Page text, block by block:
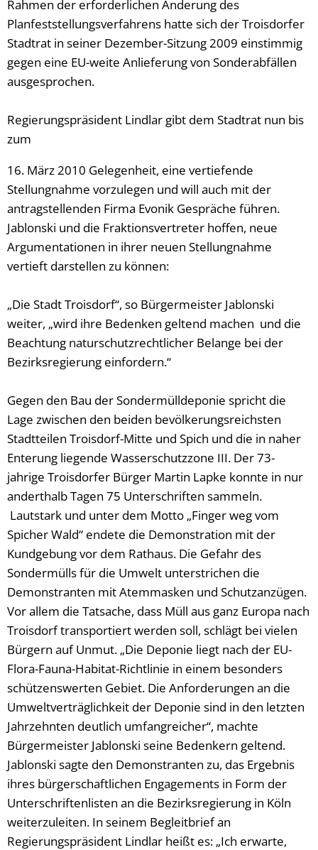
Rahmen der erforderlichen Änderung des
Planfeststellungsverfahrens hatte sich der Troisdorfer
Stadtrat in seiner Dezember-Sitzung 2009 einstimmig
gegen eine EU-weite Anlieferung von Sonderabfällen
ausgesprochen.
Regierungspräsident Lindlar gibt dem Stadtrat nun bis
zum
16. März 2010 Gelegenheit, eine vertiefende
Stellungnahme vorzulegen und will auch mit der
antragstellenden Firma Evonik Gespräche führen.
Jablonski und die Fraktionsvertreter hoffen, neue
Argumentationen in ihrer neuen Stellungnahme
vertieft darstellen zu können:
„Die Stadt Troisdorf“, so Bürgermeister Jablonski
weiter, „wird ihre Bedenken geltend machen und die
Beachtung naturschutzrechtlicher Belange bei der
Bezirksregierung einfordern.“
Gegen den Bau der Sondermülldeponie spricht die
Lage zwischen den beiden bevölkerungsreichsten
Stadtteilen Troisdorf-Mitte und Spich und die in naher
Enterung liegende Wasserschutzzone III. Der 73-
jahrige Troisdorfer Bürger Martin Lapke konnte in nur
anderthalb Tagen 75 Unterschriften sammeln.
Lautstark und unter dem Motto „Finger weg vom
Spicher Wald“ endete die Demonstration mit der
Kundgebung vor dem Rathaus. Die Gefahr des
Sondermülls für die Umwelt unterstrichen die
Demonstranten mit Atemmasken und Schutzanzügen.
Vor allem die Tatsache, dass Müll aus ganz Europa nach
Troisdorf transportiert werden soll, schlägt bei vielen
Bürgern auf Unmut. „Die Deponie liegt nach der EU-
Flora-Fauna-Habitat-Richtlinie in einem besonders
schützenswerten Gebiet. Die Anforderungen an die
Umweltverträglichkeit der Deponie sind in den letzten
Jahrzehnten deutlich umfangreicher“, machte
Bürgermeister Jablonski seine Bedenkern geltend.
Jablonski sagte den Demonstranten zu, das Ergebnis
ihres bürgerschaftlichen Engagements in Form der
Unterschriftenlisten an die Bezirksregierung in Köln
weiterzuleiten. In seinem Begleitbrief an
Regierungspräsident Lindlar heißt es: „Ich erwarte,